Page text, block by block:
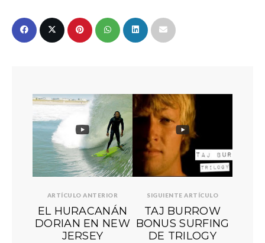
ARTÍCULO ANTERIOR
EL HURACANÁN
DORIAN EN NEW
JERSEY
SIGUIENTE ARTÍCULO
TAJ BURROW
BONUS SURFING
DE TRILOGY